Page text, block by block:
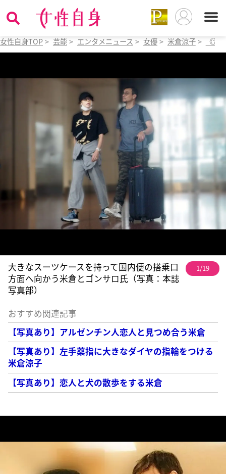
女性自身TOP > 芸能 > エンタメニュース > 女優 > 米倉涼子 > 《深
大きなスーツケースを持って国内便の搭乗口
方面へ向かう米倉とゴンサロ氏（写真：本誌
写真部）
1/19
おすすめ関連記事
【写真あり】アルゼンチン人恋人と見つめ合う米倉
【写真あり】左手薬指に大きなダイヤの指輪をつける
米倉涼子
【写真あり】恋人と犬の散歩をする米倉